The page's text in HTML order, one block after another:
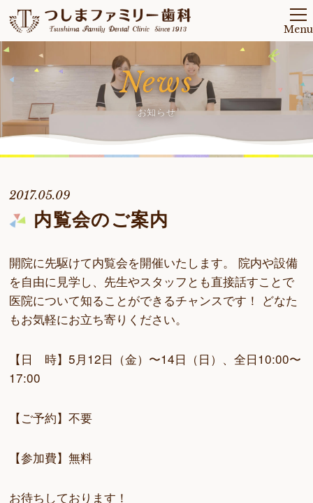
News
お知らせ
Menu
2017.05.09
内覧会のご案内
開院に先駆けて内覧会を開催いたします。 院内や設備
を自由に見学し、先生やスタッフとも直接話すことで
医院について知ることができるチャンスです！ どなた
もお気軽にお立ち寄りください。
【日 時】5月12日（金）〜14日（日）、全日10:00〜
17:00
【ご予約】不要
【参加費】無料
お待ちしております！